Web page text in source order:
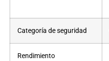
Categoría de seguridad
Rendimiento